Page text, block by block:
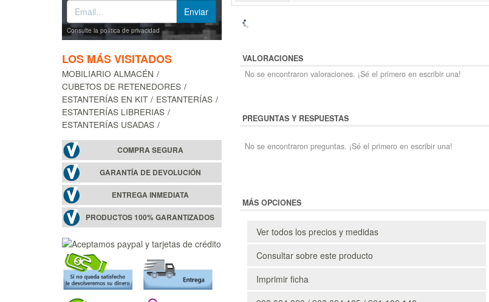
Consulte la política de privacidad
LOS MÁS VISITADOS
MOBILIARIO ALMACÉN
CUBETOS DE RETENEDORES
ESTANTERÍAS EN KIT
ESTANTERÍAS
ESTANTERÍAS LIBRERIAS
ESTANTERÍAS USADAS
COMPRA SEGURA
GARANTÍA DE DEVOLUCIÓN
ENTREGA INMEDIATA
PRODUCTOS 100% GARANTIZADOS
VALORACIONES
No se encontraron valoraciones. ¡Sé el primero en escribir una!
PREGUNTAS Y RESPUESTAS
No se encontraron preguntas. ¡Sé el primero en escribir una!
MÁS OPCIONES
Ver todos los precios y medidas
Consultar sobre este producto
Imprimir ficha